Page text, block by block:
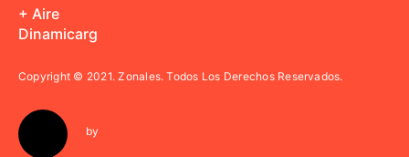
+ Aire
Dinamicarg
Copyright © 2021.Zonales. Todos Los Derechos Reservados.
by